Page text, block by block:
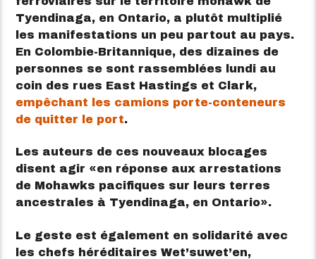
Tyendinaga, en Ontario, a plutôt multiplié
les manifestations un peu partout au pays.
En Colombie-Britannique, des dizaines de
personnes se sont rassemblées lundi au
coin des rues East Hastings et Clark,
empêchant les camions porte-conteneurs
de quitter le port.
Les auteurs de ces nouveaux blocages
disent agir
en réponse aux arrestations
de Mohawks pacifiques sur leurs terres
ancestrales à Tyendinaga, en Ontario
.
Le geste est également en solidarité avec
les chefs héréditaires Wet’suwet’en,